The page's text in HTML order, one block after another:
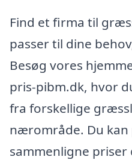
Find et firma til
passer til dine
Besøg vores
pris-pibm.dk, hvor
fra forskellige
nærområde. Du kan
sammenligne